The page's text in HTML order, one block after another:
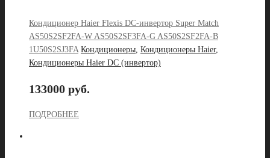
Кондиционер Haier Flexis DC-инвертор Super Match
AS50S2SF2FA-W AS50S2SF3FA-G AS50S2SF2FA-B
1U50S2SJ3FA Кондиционеры, Кондиционеры Haier,
Кондиционеры Haier DC (инвертор)
133000 руб.
ПОДРОБНЕЕ